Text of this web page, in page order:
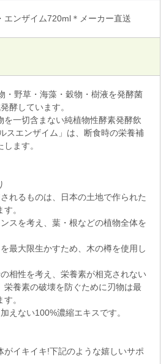
エンザイム720ml＊メーカー直送
・野草・海藻・穀物・樹液を発酵菌
酵しています。
を一切含まない純植物性酵素発酵飲
スエンザイム」は、断食時の栄養補
ます。
れるものは、日本の土地で作られた
。
スを考え、葉・根などの植物全体を
最大限生かすため、木の樽を使用し
相性を考え、栄養素が相克されない
栄養素の破壊を防ぐために刃物は最
。
えない100%濃縮エキスです。
がイキイキ!下記のような嬉しいサポ